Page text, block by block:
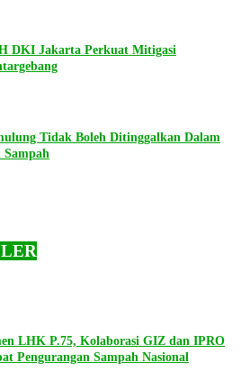
DKI Jakarta Perkuat Mitigasi
Tidak Boleh Ditinggalkan Dalam
Sampah
LHK P.75, Kolaborasi GIZ dan IPRO
Pengurangan Sampah Nasional